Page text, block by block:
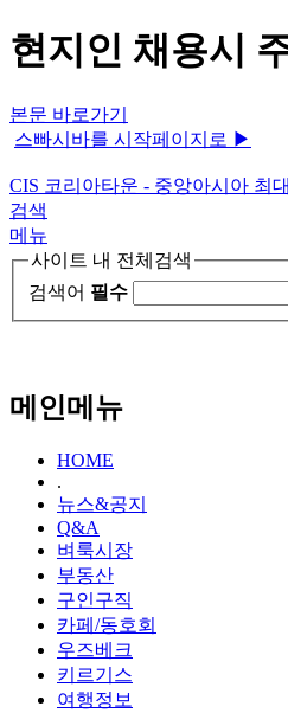
현지인 채용시
본문 바로가기
스빠시바를 시작페이지로 ▶
CIS 코리아타운 - 중앙아시아 최
검색
메뉴
사이트 내 전체검색
검색어 필수
메인메뉴
HOME
.
뉴스&공지
Q&A
벼룩시장
부동산
구인구직
카페/동호회
우즈베크
키르기스
여행정보